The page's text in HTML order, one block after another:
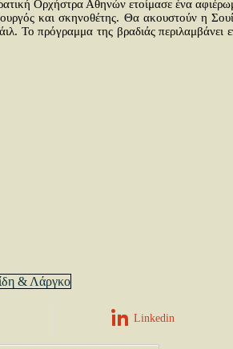
Ορχήστρα Αθηνών ετοίμασε ένα
και σκηνοθέτης. Θα ακουστούν η
Το πρόγραμμα της βραδιάς
& Λάργκο
Linkedin